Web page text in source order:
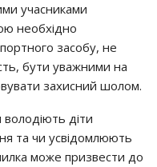
учасниками
необхідно
засобу, не
бути уважними на
захисний шолом.
діти
та чи усвідомлюють
може призвести до